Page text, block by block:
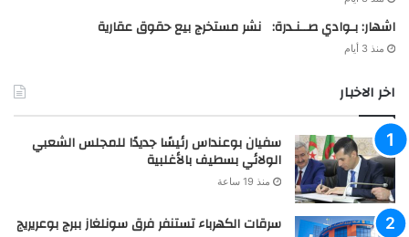
اشهار: بـوادي صــنـدرة: نشر مستخرج بيع حقوق عقارية
منذ 3 أيام
اخر الاخبار
سفيان بوعنداس رئيسًا جديدًا للمجلس الشعبي
الولائي بسطيف بالأغلبية
منذ 19 ساعة
سرقات الكهرباء تستنفر فرق سونلغاز ببرج بوعريريج